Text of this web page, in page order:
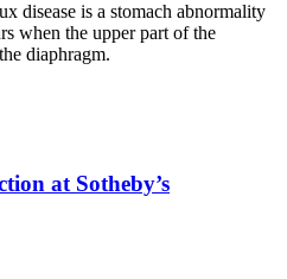
disease is a stomach abnormality
when the upper part of the
diaphragm.
at Sotheby’s